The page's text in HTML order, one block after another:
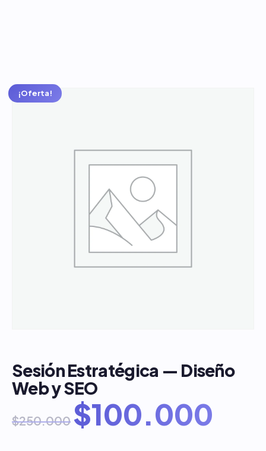
¡Oferta!
Sesión Estratégica — Diseño
Web y SEO
$250.000 $100.000